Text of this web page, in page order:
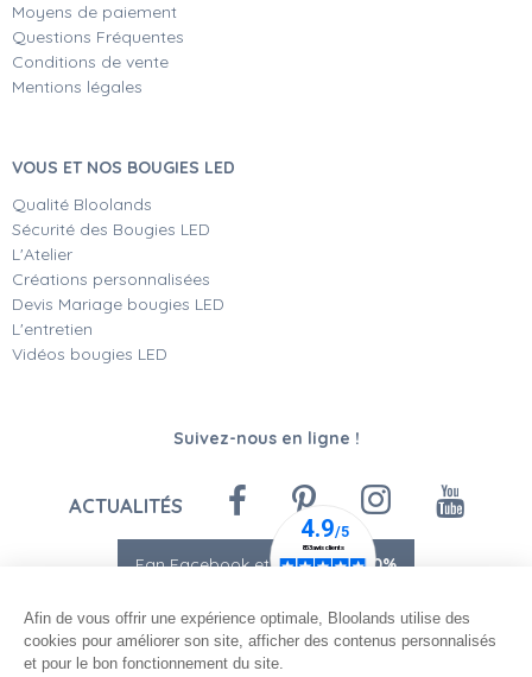
Moyens de paiement
Questions Fréquentes
Conditions de vente
Mentions légales
VOUS ET NOS BOUGIES LED
Qualité Bloolands
Sécurité des Bougies LED
L'Atelier
Créations personnalisées
Devis Mariage bougies LED
L'entretien
Vidéos bougies LED
Suivez-nous en ligne !
ACTUALITÉS
Fan Facebook et Instagram-10%
Afin de vous offrir une expérience optimale, Bloolands utilise des
cookies pour améliorer son site, afficher des contenus personnalisés
et pour le bon fonctionnement du site.